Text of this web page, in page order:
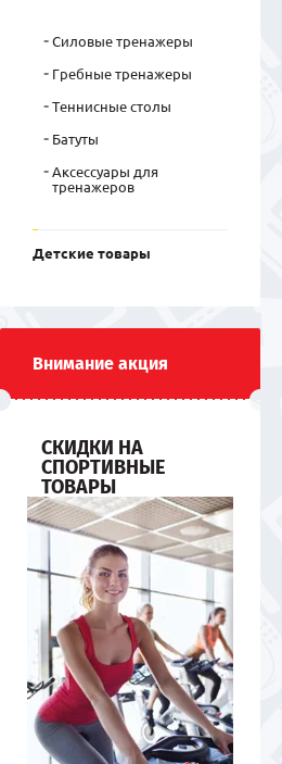
Силовые тренажеры
Гребные тренажеры
Теннисные столы
Батуты
Аксессуары для
тренажеров
Детские товары
Внимание акция
СКИДКИ НА
СПОРТИВНЫЕ
ТОВАРЫ